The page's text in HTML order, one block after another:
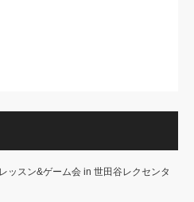
ッスン&ゲーム会 in 世田谷レクセンタ